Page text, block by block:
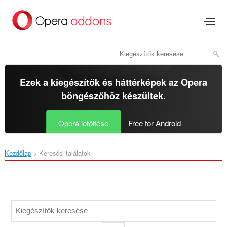
Ezek a kiegészítők és háttérképek azOpera
böngészőhözkészültek.
Opera letöltése Free for Android
Kezdőlap Keresési találatok